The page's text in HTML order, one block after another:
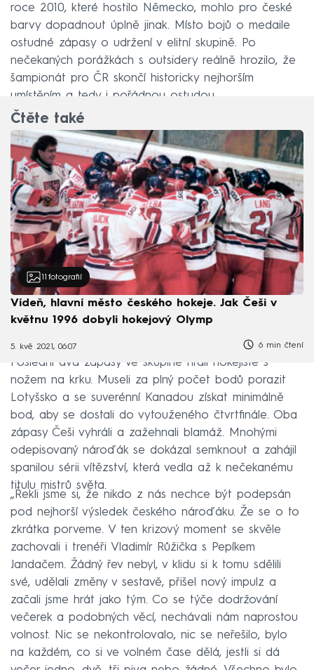
roce 2010, které hostilo Německo, mohlo pro české
barvy dopadnout úplně jinak. Místo bojů o medaile
ostudné zápasy o udržení v elitní skupině. Po
nečekaných porážkách s outsidery reálně hrozilo, že
šampionát pro ČR skončí historicky nejhorším
umístěním a tedy i pořádnou ostudou.
Čtěte také
11 fotografií
Vídeň, hlavní město českého hokeje. Jak Češi v
květnu 1996 dobyli hokejový Olymp
5. kvě 2021, 06:07 6 min čtení
Poslední dva zápasy ve skupině hráli hokejisté s
nožem na krku. Museli za plný počet bodů porazit
Lotyšsko a se suverénní Kanadou získat minimálně
bod, aby se dostali do vytouženého čtvrtfinále. Oba
zápasy Češi vyhráli a zažehnali blamáž. Mnohými
odepisovaný nároďák se dokázal semknout a zahájil
spanilou sérii vítězství, která vedla až k nečekanému
titulu mistrů světa.
„Řekli jsme si, že nikdo z nás nechce být podepsán
pod nejhorší výsledek českého nároďáku. Že se o to
zkrátka porveme. V ten krizový moment se skvěle
zachovali i trenéři Vladimír Růžička s Pepíkem
Jandačem. Žádný řev nebyl, v klidu si k tomu sdělili
své, udělali změny v sestavě, přišel nový impulz a
začali jsme hrát jako tým. Co se týče dodržování
večerek a podobných věcí, nechávali nám naprostou
volnost. Nic se nekontrolovalo, nic se neřešilo, bylo
na každém, co si ve volném čase dělá, jestli si dá